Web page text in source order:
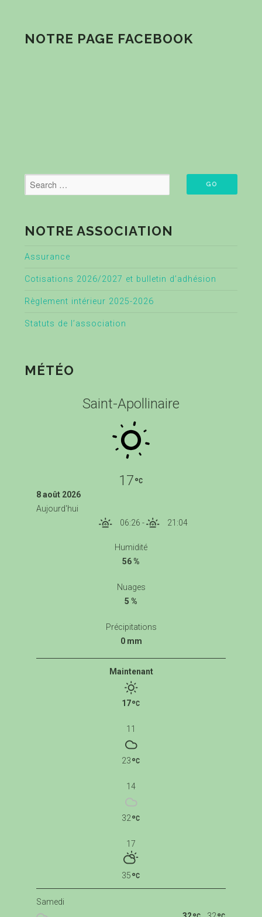
NOTRE PAGE FACEBOOK
NOTRE ASSOCIATION
Assurance
Cotisations 2026/2027 et bulletin d’adhésion
Règlement intérieur 2025-2026
Statuts de l’association
MÉTÉO
Saint-Apollinaire
17
8 août 2026
Aujourd'hui
06:26 - 21:04
Humidité
56 %
Nuages
5 %
Précipitations
0 mm
Maintenant
17
11
23
14
32
17
35
Samedi